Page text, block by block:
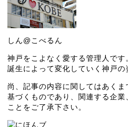
しん@こべるん
神戸をこよなく愛する管理人で
誕生によって変化していく神戸の
尚、記事の内容に関してはあく
基づくものであり、関連する企
ことをご了承下さい。